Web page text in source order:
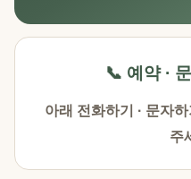
📞 예약 ·
아래 전화하기 · 문자
주